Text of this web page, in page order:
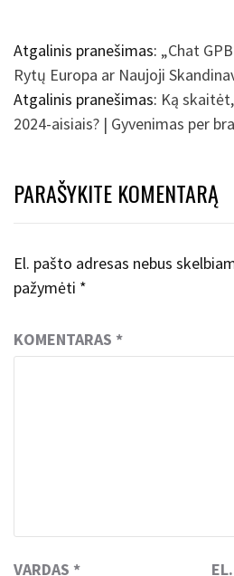
Atgalinis pranešimas: „Chat
Rytų Europa ar Naujoji
Atgalinis pranešimas: Ką
2024-aisiais? | Gyvenimas per
PARAŠYKITE KOMENTARĄ
El. pašto adresas nebus
pažymėti *
KOMENTARAS *
VARDAS *